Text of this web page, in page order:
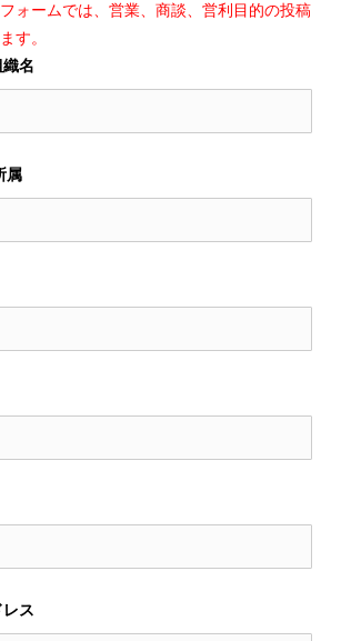
ォームでは、営業、商談、営利目的の投稿
す。
名
属
レス